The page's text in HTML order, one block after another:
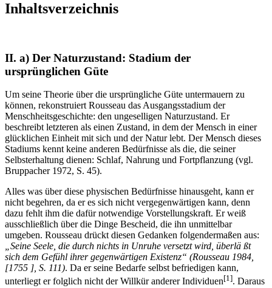
Inhaltsverzeichnis
II. a) Der Naturzustand: Stadium der
ursprünglichen Güte
Um seine Theorie über die ursprüngliche Güte untermauern zu
können, rekonstruiert Rousseau das Ausgangsstadium der
Menschheitsgeschichte: den ungeselligen Naturzustand. Er
beschreibt letzteren als einen Zustand, in dem der Mensch in einer
glücklichen Einheit mit sich und der Natur lebt. Der Mensch dieses
Stadiums kennt keine anderen Bedürfnisse als die, die seiner
Selbsterhaltung dienen: Schlaf, Nahrung und Fortpflanzung (vgl.
Bruppacher 1972, S. 45).
Alles was über diese physischen Bedürfnisse hinausgeht, kann er
nicht begehren, da er es sich nicht vergegenwärtigen kann, denn
dazu fehlt ihm die dafür notwendige Vorstellungskraft. Er weiß
ausschließlich über die Dinge Bescheid, die ihn unmittelbar
umgeben. Rousseau drückt diesen Gedanken folgendermaßen aus:
„Seine Seele, die durch nichts in Unruhe versetzt wird, überlä ßt
sich dem Gefühl ihrer gegenwärtigen Existenz“ (Rousseau 1984,
[1755 ], S. 111). Da er seine Bedarfe selbst befriedigen kann,
unterliegt er folglich nicht der Willkür anderer Individuen[1]. Daraus